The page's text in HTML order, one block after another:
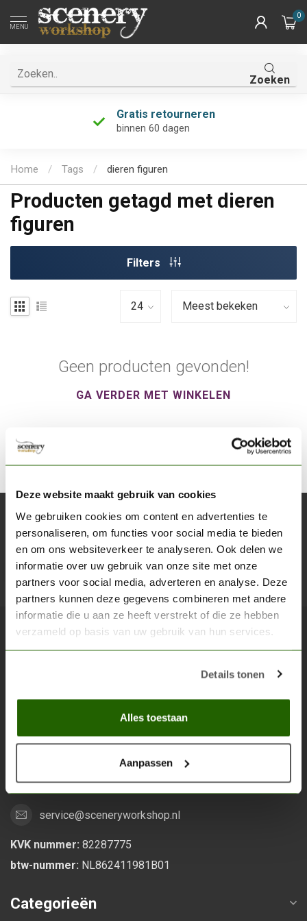
Deze website maakt gebruik van cookies
We gebruiken cookies om content en advertenties te
personaliseren, om functies voor social media te bieden
en om ons websiteverkeer te analyseren. Ook delen we
informatie over uw gebruik van onze site met onze
partners voor social media, adverteren en analyse. Deze
partners kunnen deze gegevens combineren met andere
informatie die u aan ze heeft verstrekt of die ze hebben
verzameld op basis van uw gebruik van hun services.
Details tonen
Alles toestaan
Aanpassen
MENU
0
Zoeken
Gratis retourneren
binnen 60 dagen
Home / Tags / dieren figuren
Producten getagd met dieren
figuren
Filters
Geen producten gevonden!
GA VERDER MET WINKELEN
Abonneer je op onze nieuwsbrief
Blijf op de hoogte over onze laatste acties
Scenery Workshop BV
Alles voor je miniature wargaming en scenery
6533 KK Nijmegen
Nederland
service@sceneryworkshop.nl
KVK nummer: 82287775
btw-nummer: NL862411981B01
Categorieën